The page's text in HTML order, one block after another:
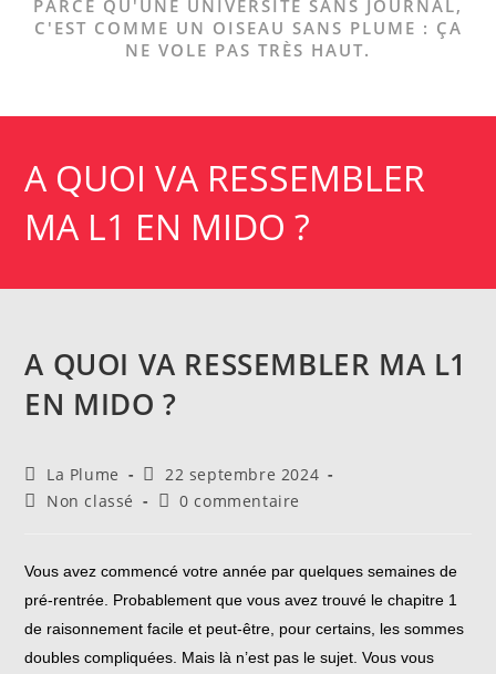
PARCE QU'UNE UNIVERSITÉ SANS JOURNAL,
C'EST COMME UN OISEAU SANS PLUME : ÇA
NE VOLE PAS TRÈS HAUT.
A QUOI VA RESSEMBLER
MA L1 EN MIDO ?
A QUOI VA RESSEMBLER MA L1
EN MIDO ?
Auteur/autrice
de
La Plume
Publication
publiée :
22 septembre 2024
PostNon classé
Commentaires
publication :
0 commentaire
Vous avez commencé votre année par quelques semaines de
pré-rentrée. Probablement que vous avez trouvé le chapitre 1
de raisonnement facile et peut-être, pour certains, les sommes
doubles compliquées. Mais là n’est pas le sujet. Vous vous